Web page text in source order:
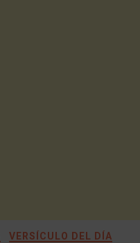
VERSÍCULO DEL DÍA